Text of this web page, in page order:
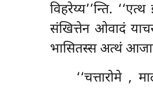
विहरेय्य’’न्ति.
संखित्तेन ओवादं
भासितस्स अत्थं
‘‘चत्तारोमे ,